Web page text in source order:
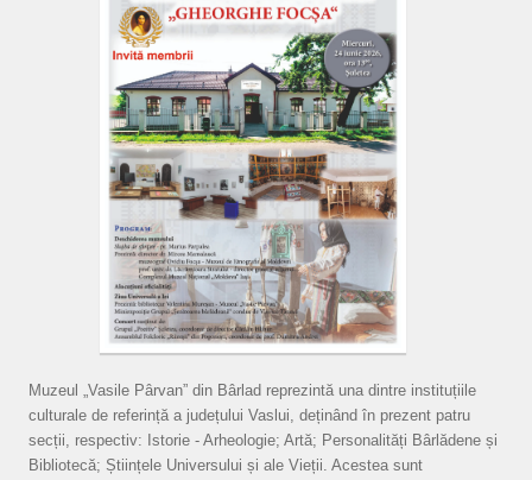
Muzeul „Vasile Pârvan” din Bârlad reprezintă una dintre instituțiile
culturale de referință a județului Vaslui, deținând în prezent patru
secții, respectiv: Istorie - Arheologie; Artă; Personalități Bârlădene și
Bibliotecă; Științele Universului și ale Vieții. Acestea sunt